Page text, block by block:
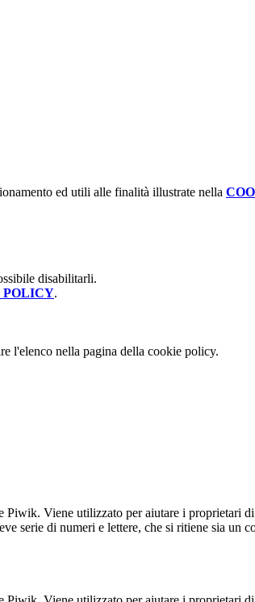
ed utili alle finalità illustrate nella
disabilitarli.
POLICY.
l'elenco nella pagina della cookie policy.
Viene utilizzato per aiutare i proprietari
serie di numeri e lettere, che si ritiene sia un